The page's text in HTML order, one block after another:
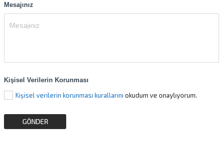
Mesajınız
Kişisel Verilerin Korunması
Kişisel verilerin korunması kurallarını okudum ve onaylıyorum.